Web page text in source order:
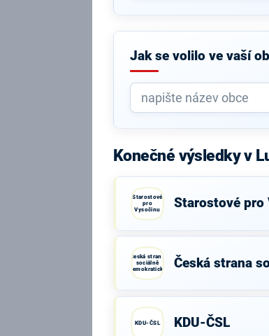
Jak se volilo ve vaší
Konečné výsledky v
Starostové
pro
Vysočinu
Starostové pro
Česká strana
sociálně
demokratická
Česká strana
KDU-ČSL KDU-ČSL